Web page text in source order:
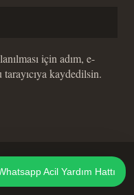
için adım, e-
kaydedilsin.
Acil Yardım Hattı